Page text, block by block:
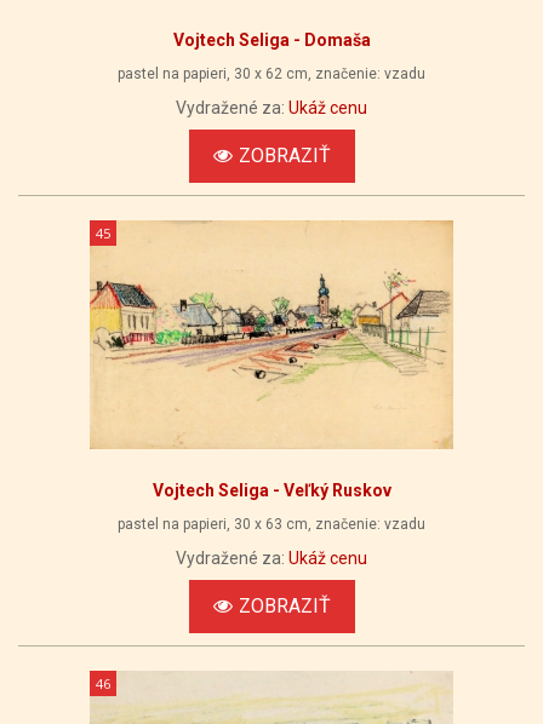
Vojtech Seliga - Domaša
pastel na papieri, 30 x 62 cm, značenie: vzadu
Vydražené za: Ukáž cenu
ZOBRAZIŤ
45
Vojtech Seliga - Veľký Ruskov
pastel na papieri, 30 x 63 cm, značenie: vzadu
Vydražené za: Ukáž cenu
ZOBRAZIŤ
46